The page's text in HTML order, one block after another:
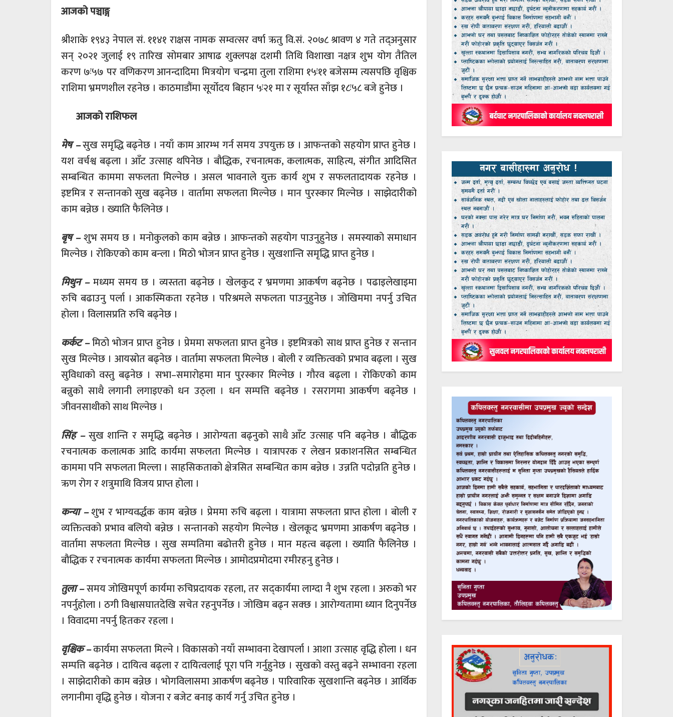
आजको पञ्चाङ्ग
श्रीशाके १९४३ नेपाल सं. ११४१ राक्षस नामक सम्वत्सर वर्षा ऋतु वि.सं. २०७८ श्रावण ४ गते तद्अनुसार
सन् २०२१ जुलाई १९ तारिख सोमबार आषाढ शुक्लपक्ष दशमी तिथि विशाखा नक्षत्र शुभ योग तैतिल
करण ७ः५७ पर वणिकरण आनन्दादिमा मित्रयोग चन्द्रमा तुला राशिमा १५ः११ बजेसम्म त्यसपछि वृश्चिक
राशिमा भ्रमणशील रहनेछ । काठमाडौंमा सूर्योदय बिहान ५ः२१ मा र सूर्यास्त साँझ १८ः५८ बजे हुनेछ ।
आजको राशिफल
मेष –सुख समृद्धि बढ्नेछ । नयाँ काम आरम्भ गर्न समय उपयुक्त छ । आफन्तको सहयोग प्राप्त हुनेछ ।
यश वर्चश्व बढ्ला । आँट उत्साह थपिनेछ । बौद्धिक, रचनात्मक, कलात्मक, साहित्य, संगीत आदिसित
सम्बन्धित काममा सफलता मिल्नेछ । असल भावनाले युक्त कार्य शुभ र सफलतादायक रहनेछ ।
इष्टमित्र र सन्तानको सुख बढ्नेछ । वार्तामा सफलता मिल्नेछ । मान पुरस्कार मिल्नेछ । साझेदारीको
काम बन्नेछ । ख्याति फैलिनेछ ।
बृष –शुभ समय छ । मनोकुलको काम बन्नेछ । आफन्तको सहयोग पाउनुहुनेछ । समस्याको समाधान
मिल्नेछ । रोकिएको काम बन्ला । मिठो भोजन प्राप्त हुनेछ । सुखशान्ति समृद्धि प्राप्त हुनेछ ।
मिथुन –मध्यम समय छ । व्यस्तता बढ्नेछ । खेलकुद र भ्रमणमा आकर्षण बढ्नेछ । पढाइलेखाइमा
रुचि बढाउनु पर्ला । आकस्मिकता रहनेछ । परिश्रमले सफलता पाउनुहुनेछ । जोखिममा नपर्नु उचित
होला । विलासप्रति रुचि बढ्नेछ ।
कर्कट –मिठो भोजन प्राप्त हुनेछ । प्रेममा सफलता प्राप्त हुनेछ । इष्टमित्रको साथ प्राप्त हुनेछ र सन्तान
सुख मिल्नेछ । आयस्रोत बढ्नेछ । वार्तामा सफलता मिल्नेछ । बोली र व्यक्तित्वको प्रभाव बढ्ला । सुख
सुविधाको वस्तु बढ्नेछ । सभा–समारोहमा मान पुरस्कार मिल्नेछ । गौरव बढ्ला । रोकिएको काम
बन्नुको साथै लगानी लगाइएको धन उठ्ला । धन सम्पत्ति बढ्नेछ । रसरागमा आकर्षण बढ्नेछ ।
जीवनसाथीको साथ मिल्नेछ ।
सिंह –सुख शान्ति र समृद्धि बढ्नेछ । आरोग्यता बढ्नुको साथै आँट उत्साह पनि बढ्नेछ । बौद्धिक
रचनात्मक कलात्मक आदि कार्यमा सफलता मिल्नेछ । यात्रापरक र लेखन प्रकाशनसित सम्बन्धित
काममा पनि सफलता मिल्ला । साहसिकताको क्षेत्रसित सम्बन्धित काम बन्नेछ । उन्नति पदोन्नति हुनेछ ।
ऋण रोग र शत्रुमाथि विजय प्राप्त होला ।
कन्या –शुभ र भाग्यवर्द्धक काम बन्नेछ । प्रेममा रुचि बढ्ला । यात्रामा सफलता प्राप्त होला । बोली र
व्यक्तित्वको प्रभाव बलियो बन्नेछ । सन्तानको सहयोग मिल्नेछ । खेलकूद भ्रमणमा आकर्षण बढ्नेछ ।
वार्तामा सफलता मिल्नेछ । सुख सम्पतिमा बढोत्तरी हुनेछ । मान महत्व बढ्ला । ख्याति फैलिनेछ ।
बौद्धिक र रचनात्मक कार्यमा सफलता मिल्नेछ । आमोदप्रमोदमा रमीरहनु हुनेछ ।
तुला –समय जोखिमपूर्ण कार्यमा रुचिप्रदायक रहला, तर सद्कार्यमा लाग्दा नै शुभ रहला । अरुको भर
नपर्नुहोला । ठगी विश्वासघातदेखि सचेत रहनुपर्नेछ । जोखिम बढ्न सक्छ । आरोग्यतामा ध्यान दिनुपर्नेछ
। विवादमा नपर्नु हितकर रहला ।
वृश्चिक –कार्यमा सफलता मिल्ने । विकासको नयाँ सम्भावना देखापर्ला । आशा उत्साह वृद्धि होला । धन
सम्पत्ति बढ्नेछ । दायित्व बढ्ला र दायित्वलाई पूरा पनि गर्नुहुनेछ । सुखको वस्तु बढ्ने सम्भावना रहला
। साझेदारीको काम बन्नेछ । भोगविलासमा आकर्षण बढ्नेछ । पारिवारिक सुखशान्ति बढ्नेछ । आर्थिक
लगानीमा वृद्धि हुनेछ । योजना र बजेट बनाइ कार्य गर्नु उचित हुनेछ ।